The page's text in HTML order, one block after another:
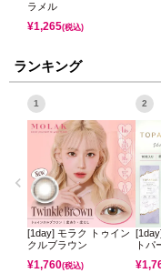
ラメル
¥1,265(税込)
ランキング
1
[1day] モラク トゥイン
クルブラウン
¥1,760(税込)
2
トパ
¥